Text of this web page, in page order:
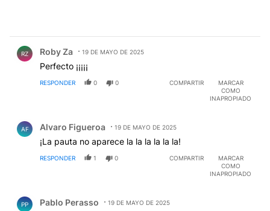
RZ Roby Za 19 DE MAYO DE 2025
Perfecto ¡¡¡¡¡
RESPONDER 0 0 COMPARTIR
MARCAR
COMO
INAPROPIADO
AF Alvaro Figueroa 19 DE MAYO DE 2025
¡La pauta no aparece la la la la la la!
RESPONDER 1 0 COMPARTIR
MARCAR
COMO
INAPROPIADO
PP Pablo Perasso 19 DE MAYO DE 2025